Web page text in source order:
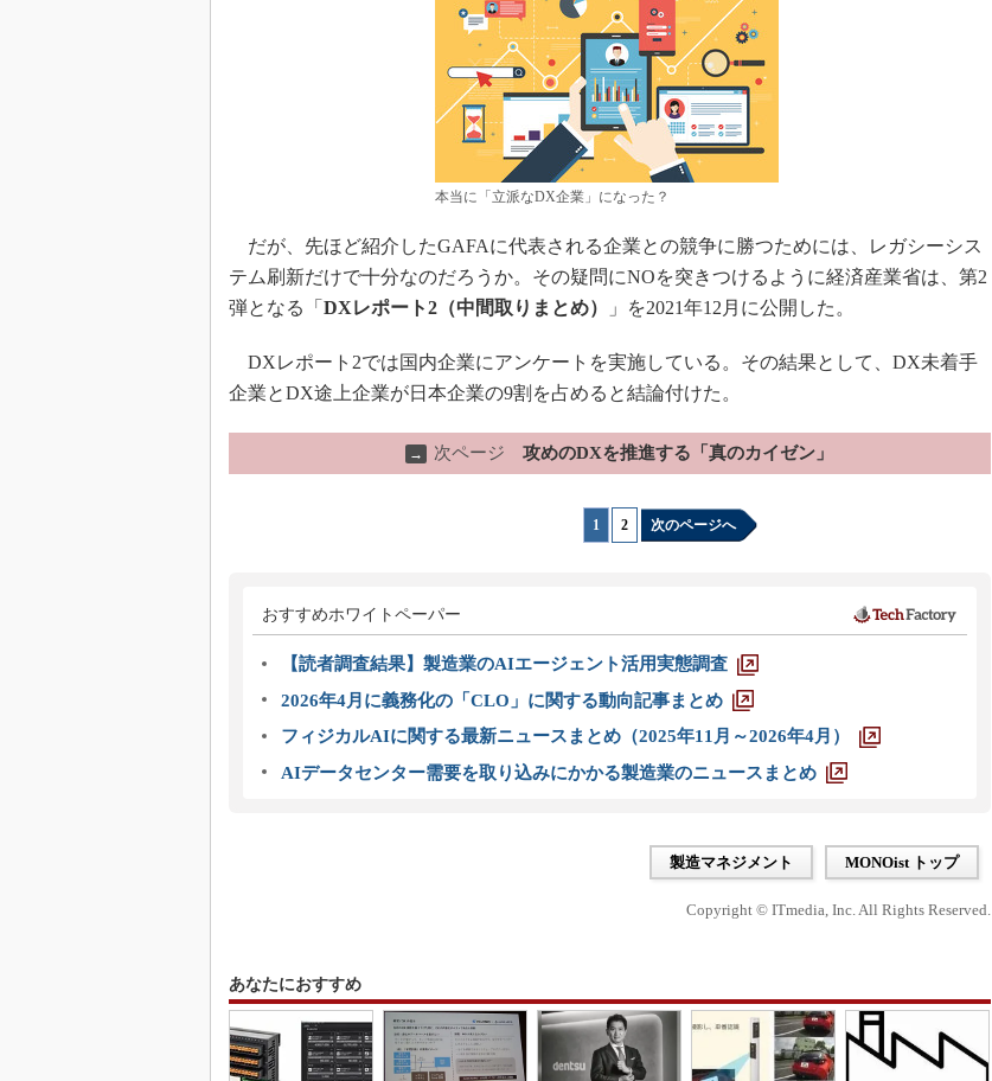
本当に「立派なDX企業」になった？
だが、先ほど紹介したGAFAに代表される企業との競争に勝つためには、レガシーシス
テム刷新だけで十分なのだろうか。その疑問にNOを突きつけるように経済産業省は、第2
弾となる「 DXレポート2（中間取りまとめ） 」を2021年12月に公開した。
DXレポート2では国内企業にアンケートを実施している。その結果として、DX未着手
企業とDX途上企業が日本企業の9割を占めると結論付けた。
→ 次ページ 攻めのDXを推進する「真のカイゼン」
1 2 次のページへ
おすすめホワイトペーパー
【読者調査結果】製造業のAIエージェント活用実態調査
2026年4月に義務化の「CLO」に関する動向記事まとめ
フィジカルAIに関する最新ニュースまとめ（2025年11月～2026年4月）
AIデータセンター需要を取り込みにかかる製造業のニュースまとめ
製造マネジメント MONOist トップ
Copyright © ITmedia, Inc. All Rights Reserved.
あなたにおすすめ